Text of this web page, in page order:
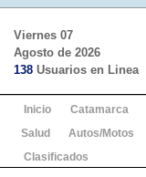
Viernes 07
Agosto de 2026
138 Usuarios en Linea
Inicio Catamarca
Salud
Autos/Motos
Clasificados